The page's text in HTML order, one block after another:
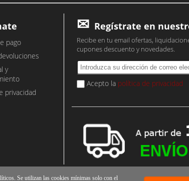
pago
y
privacidad
Regístrate en
Recibe en tu email ofertas,
cupones descuento y novedades.
Acepto la política de privacidad
Se utilizan las cookies mínimas solo con el